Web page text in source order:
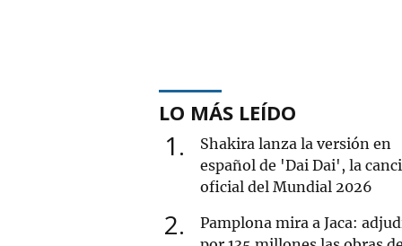
LO MÁS LEÍDO
1
Shakira lanza la versión en
español de 'Dai Dai', la
oficial del Mundial 2026
2
Pamplona mira a Jaca: